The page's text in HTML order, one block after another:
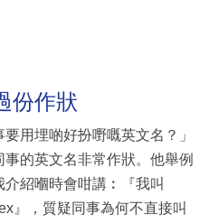
份作狀
用埋啲好扮嘢嘅英文名？」
的英文名非常作狀。他舉例
紹嗰時會咁講︰『我叫
』，質疑同事為何不直接叫